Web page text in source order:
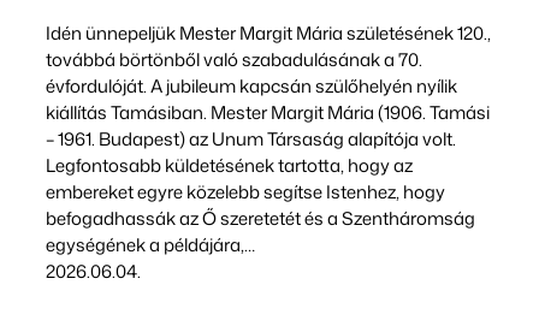
Idén ünnepeljük Mester Margit Mária születésének 120.,
továbbá börtönből való szabadulásának a 70.
évfordulóját. A jubileum kapcsán szülőhelyén nyílik
kiállítás Tamásiban. Mester Margit Mária (1906. Tamási
– 1961. Budapest) az Unum Társaság alapítója volt.
Legfontosabb küldetésének tartotta, hogy az
embereket egyre közelebb segítse Istenhez, hogy
befogadhassák az Ő szeretetét és a Szentháromság
egységének a példájára,…
2026.06.04.